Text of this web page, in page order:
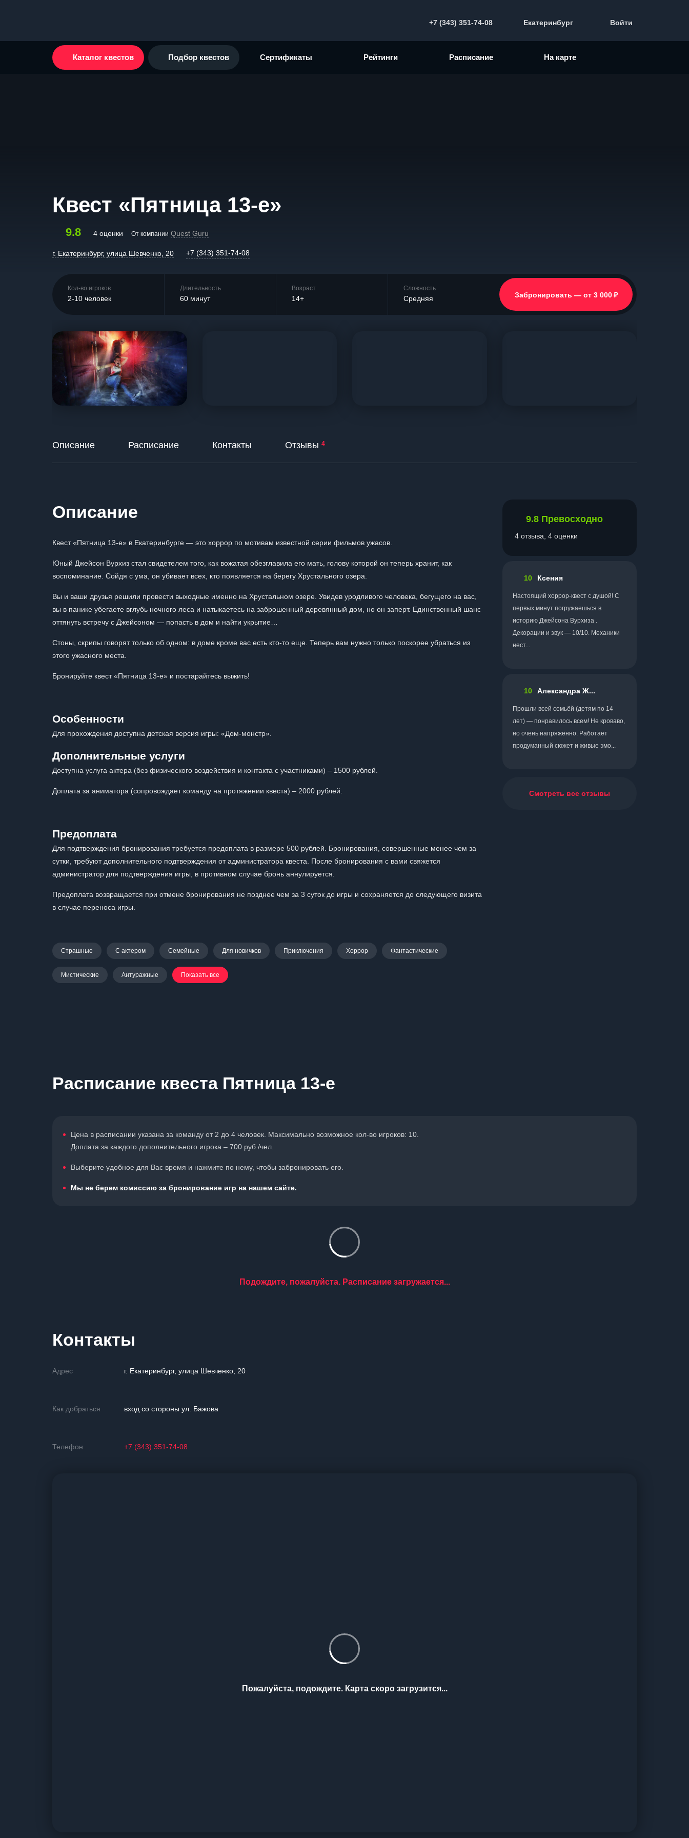
+7 (343) 351-74-08 Екатеринбург Войти
Каталог квестов Подбор квестов Сертификаты Рейтинги Расписание На карте
Квест «Пятница 13-е»
9.8 4 оценки От компании Quest Guru
г. Екатеринбург, улица Шевченко, 20 +7 (343) 351-74-08
Кол-во игроков
2-10 человек
Длительность
60 минут
Возраст
14+
Сложность
Средняя Забронировать — от 3 000 ₽
Описание Расписание Контакты Отзывы 4
Описание
Квест «Пятница 13-е» в Екатеринбурге — это хоррор по мотивам известной серии фильмов ужасов.
Юный Джейсон Вурхиз стал свидетелем того, как вожатая обезглавила его мать, голову которой он теперь хранит, как
воспоминание. Сойдя с ума, он убивает всех, кто появляется на берегу Хрустального озера.
Вы и ваши друзья решили провести выходные именно на Хрустальном озере. Увидев уродливого человека, бегущего на вас,
вы в панике убегаете вглубь ночного леса и натыкаетесь на заброшенный деревянный дом, но он заперт. Единственный шанс
оттянуть встречу с Джейсоном — попасть в дом и найти укрытие…
Стоны, скрипы говорят только об одном: в доме кроме вас есть кто-то еще. Теперь вам нужно только поскорее убраться из
этого ужасного места.
Бронируйте квест «Пятница 13-е» и постарайтесь выжить!
Особенности
Для прохождения доступна детская версия игры: «Дом-монстр».
Дополнительные услуги
Доступна услуга актера (без физического воздействия и контакта с участниками) – 1500 рублей.
Доплата за аниматора (сопровождает команду на протяжении квеста) – 2000 рублей.
Предоплата
Для подтверждения бронирования требуется предоплата в размере 500 рублей. Бронирования, совершенные менее чем за
сутки, требуют дополнительного подтверждения от администратора квеста. После бронирования с вами свяжется
администратор для подтверждения игры, в противном случае бронь аннулируется.
Предоплата возвращается при отмене бронирования не позднее чем за 3 суток до игры и сохраняется до следующего визита
в случае переноса игры.
Страшные С актером Семейные Для новичков Приключения Хоррор Фантастические
Мистические Антуражные Показать все
9.8 Превосходно
4 отзыва, 4 оценки
10 Ксения
Настоящий хоррор-квест с душой! С
первых минут погружаешься в
историю Джейсона Вурхиза .
Декорации и звук — 10/10. Механики
нест...
10 Александра Ж...
Прошли всей семьёй (детям по 14
лет) — понравилось всем! Не кроваво,
но очень напряжённо. Работает
продуманный сюжет и живые эмо...
Смотреть все отзывы
Расписание квеста Пятница 13-е
Цена в расписании указана за команду от 2 до 4 человек. Максимально возможное кол-во игроков: 10.
Доплата за каждого дополнительного игрока – 700 руб./чел.
Выберите удобное для Вас время и нажмите по нему, чтобы забронировать его.
Мы не берем комиссию за бронирование игр на нашем сайте.
Подождите, пожалуйста. Расписание загружается...
Контакты
Адрес г. Екатеринбург, улица Шевченко, 20
Как добраться вход со стороны ул. Бажова
Телефон +7 (343) 351-74-08
Пожалуйста, подождите. Карта скоро загрузится...